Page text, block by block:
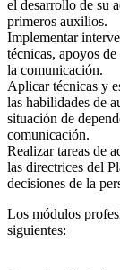
el desarrollo de su
primeros auxilios.
Implementar
técnicas, apoyos
la comunicación.
Aplicar técnicas y
las habilidades de
situación de
comunicación.
Realizar tareas de
las directrices del
decisiones de la
Los módulos
siguientes: